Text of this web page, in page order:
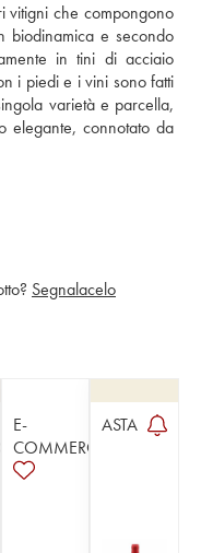
vitigni che compongono
biodinamica e secondo
in tini di acciaio
i piedi e i vini sono fatti
varietà e parcella,
elegante, connotato da
Segnalacelo
E-
COMMERCE
ASTA